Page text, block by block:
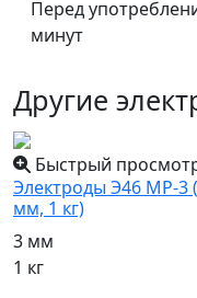
Перед
минут
Другие
Быстрый
Электроды Э46 МР-3
мм, 1 кг)
3 мм
1 кг